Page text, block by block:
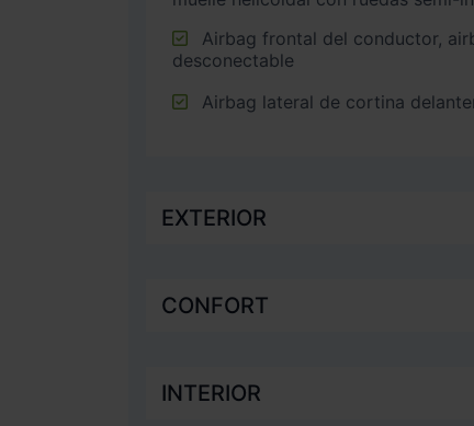
desconectable
Airbag lateral de cortina
EXTERIOR
CONFORT
INTERIOR